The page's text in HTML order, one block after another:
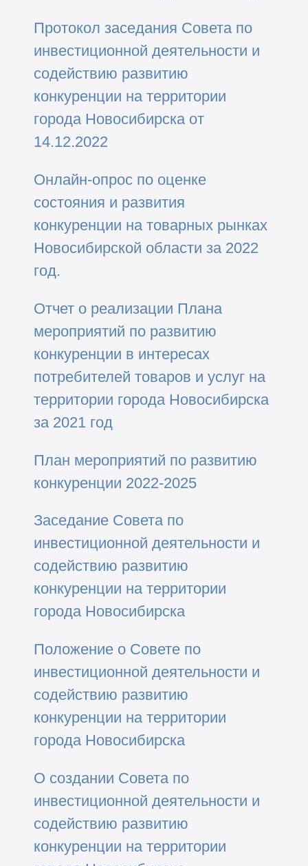
Протокол заседания Совета по
инвестиционной деятельности и
содействию развитию
конкуренции на территории
города Новосибирска от
14.12.2022
Онлайн-опроспо оценке
состояния и развития
конкуренции на товарных рынках
Новосибирской области за 2022
год.
Отчет о реализации Плана
мероприятий по развитию
конкуренции в интересах
потребителей товаров и услуг на
территории города Новосибирска
за 2021 год
План мероприятий по развитию
конкуренции 2022-2025
Заседание Совета по
инвестиционной деятельности и
содействию развитию
конкуренции на территории
города Новосибирска
Положение о Совете по
инвестиционной деятельности и
содействию развитию
конкуренции на территории
города Новосибирска
О создании Совета по
инвестиционной деятельности и
содействию развитию
конкуренции на территории